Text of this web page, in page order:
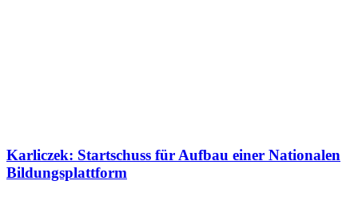
Karliczek: Startschuss für Aufbau einer Nationalen
Bildungsplattform